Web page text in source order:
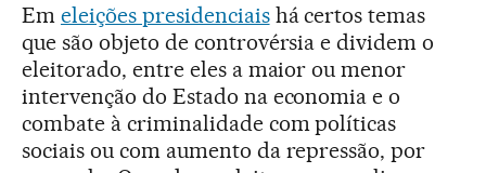
Em eleições presidenciaishá certos temas
que são objeto de controvérsia e dividem o
eleitorado, entre eles a maior ou menor
intervenção do Estado na economia e o
combate à criminalidade com políticas
sociais ou com aumento da repressão, por